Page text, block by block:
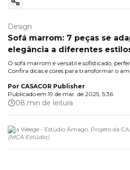
Copiar link
Design
Sofá marrom: 7 peças se
elegância a diferentes
O sofá marrom é versátil e sofisticado,
Confira dicas e cores para transformar o
Por CASACOR Publisher
Publicado em 19 de mar. de 2025, 5:36
08 min de leitura
Ana Weege - Estúdio Âmago. Projeto da
(MCA Estúdio)